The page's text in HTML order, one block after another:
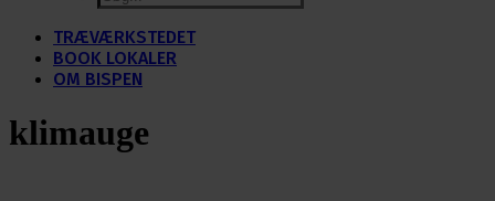
TRÆVÆRKSTEDET
BOOK LOKALER
OM BISPEN
klimauge